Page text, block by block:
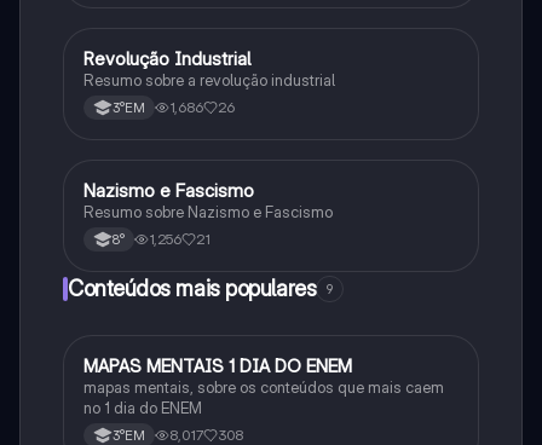
História
Revolução Industrial
Resumo sobre a revolução industrial
3°EM 1,686 26
História
Nazismo e Fascismo
Resumo sobre Nazismo e Fascismo
8° 1,256 21
Conteúdos mais populares 9
Português
MAPAS MENTAIS 1 DIA DO ENEM
mapas mentais, sobre os conteúdos que mais caem
no 1 dia do ENEM
3°EM 8,017 308